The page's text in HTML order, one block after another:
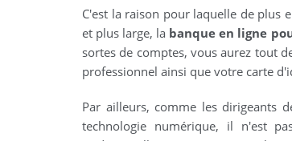
C'est la raison pour laquelle de plus
et plus large, la banque en ligne
sortes de comptes, vous aurez tout
professionnel ainsi que votre carte
Par ailleurs, comme les dirigeants
technologie numérique, il n'est